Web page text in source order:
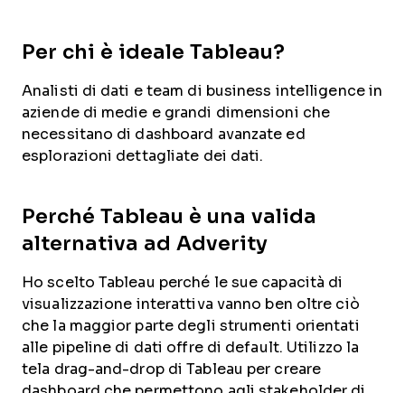
Per chi è ideale Tableau?
Analisti di dati e team di business intelligence in
aziende di medie e grandi dimensioni che
necessitano di dashboard avanzate ed
esplorazioni dettagliate dei dati.
Perché Tableau è una valida
alternativa ad Adverity
Ho scelto Tableau perché le sue capacità di
visualizzazione interattiva vanno ben oltre ciò
che la maggior parte degli strumenti orientati
alle pipeline di dati offre di default. Utilizzo la
tela drag-and-drop di Tableau per creare